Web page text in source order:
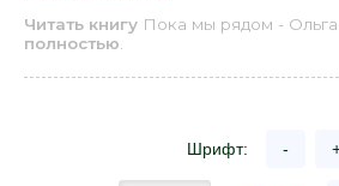
Читать книгу Пока мы рядом -
полностью
Шрифт: -